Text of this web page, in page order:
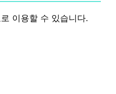
이용할 수 있습니다.